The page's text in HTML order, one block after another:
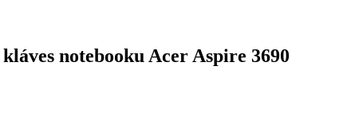
notebooku Acer Aspire 3690